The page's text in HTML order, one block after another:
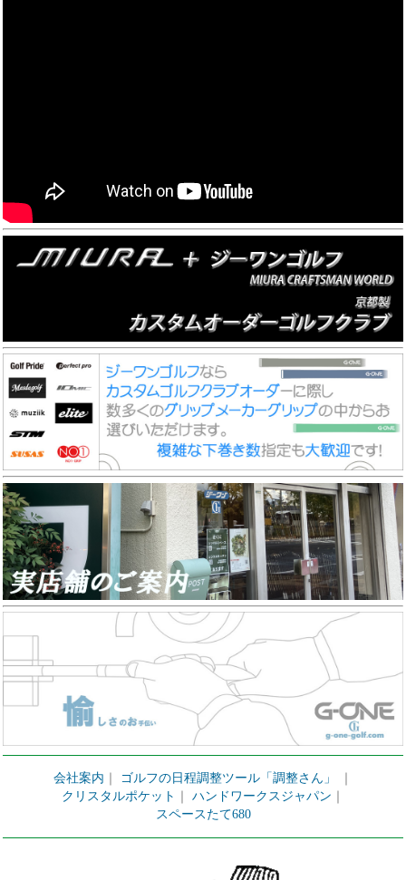
会社案内 ゴルフの日程調整ツール「調整さん」
クリスタルポケット
ハンドワークスジャパン
スペースたて680